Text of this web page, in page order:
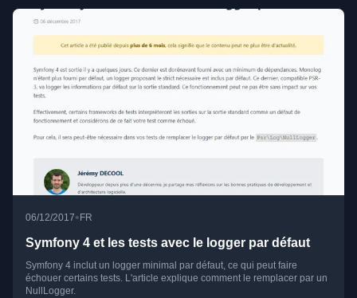
06/12/2017• FR
Symfony 4 et les tests avec le logger par défaut
Symfony 4 inclut un logger minimal par défaut, ce qui peut faire
échouer certains tests. L'article explique comment le remplacer par un
NullLogger.